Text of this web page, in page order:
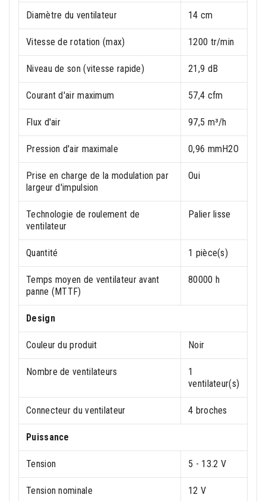
Diamètre du ventilateur 14 cm
Vitesse de rotation (max) 1200 tr/min
Niveau de son (vitesse rapide) 21,9 dB
Courant d'air maximum 57,4 cfm
Flux d'air 97,5 m³/h
Pression d'air maximale 0,96 mmH2O
Prise en charge de la modulation par
largeur d'impulsion
Oui
Technologie de roulement de
ventilateur
Palier lisse
Quantité 1 pièce(s)
Temps moyen de ventilateur avant
panne (MTTF)
80000 h
Design
Couleur du produit Noir
Nombre de ventilateurs
1
ventilateur(s)
Connecteur du ventilateur 4 broches
Puissance
Tension 5 - 13.2 V
Tension nominale 12 V